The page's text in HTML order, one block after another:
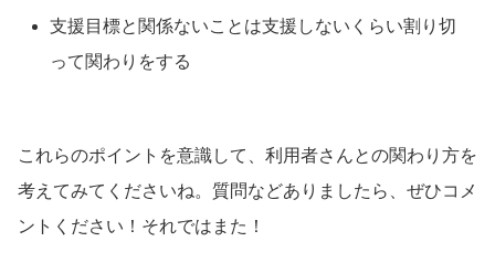
支援目標と関係ないことは支援しないくらい割り切
って関わりをする
これらのポイントを意識して、利用者さんとの関わり方を
考えてみてくださいね。質問などありましたら、ぜひコメ
ントください！それではまた！